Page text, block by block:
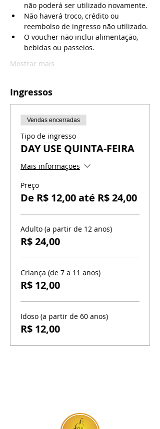
não poderá ser utilizado novamente.
Não haverá troco, crédito ou
reembolso de ingresso não utilizado.
O voucher não inclui alimentação,
bebidas ou passeios.
Mostrar mais
Ingressos
Vendas encerradas
Tipo de ingresso
DAY USE QUINTA-FEIRA
Mais informações
Preço
De R$ 12,00 até R$ 24,00
Adulto (a partir de 12 anos)
R$ 24,00
Criança (de 7 a 11 anos)
R$ 12,00
Idoso (a partir de 60 anos)
R$ 12,00